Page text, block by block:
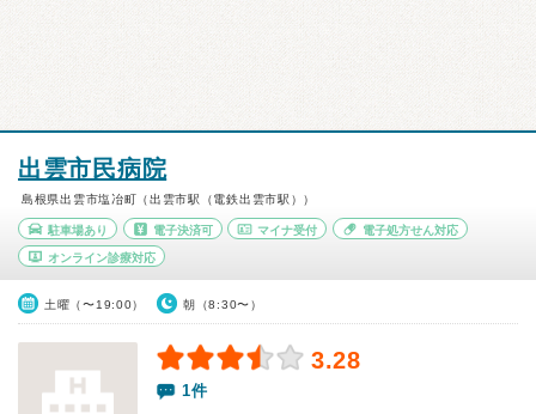
出雲市民病院
島根県出雲市塩冶町（出雲市駅（電鉄出雲市駅））
駐車場あり 電子決済可 マイナ受付 電子処方せん対応
オンライン診療対応
土曜（〜19:00） 朝（8:30〜）
3.28
1件